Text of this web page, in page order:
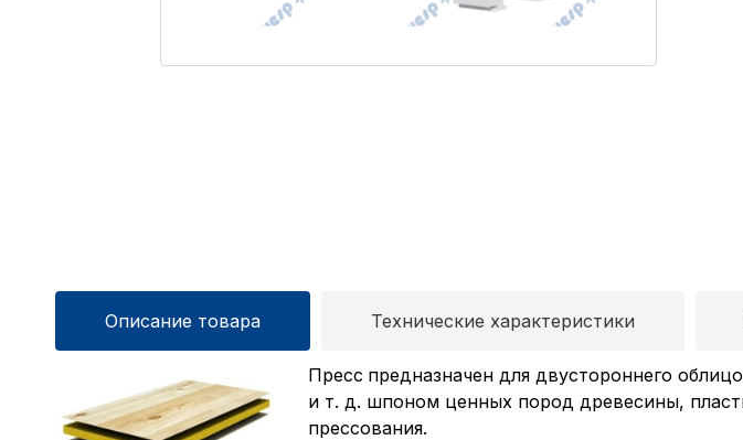
Описание товара Технические характеристики
Пресс предназначен для двустороннего
и т. д. шпоном ценных пород древесины,
прессования.